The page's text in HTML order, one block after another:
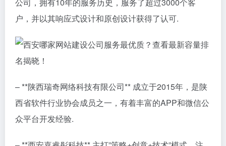
公司，拥有10年的服务历史，服务了超过3000个客
户，并以其响应式设计和原创设计获得了认可.
– **陕西瑞奇网络科技有限公司** 成立于2015年，是陕
西省软件行业协会成员之一，有着丰富的APP和微信公
众平台开发经验.